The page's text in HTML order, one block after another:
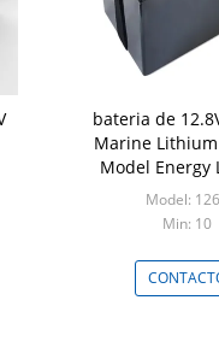
bateria de
Marine
Model Energy
Model:
Min: 10